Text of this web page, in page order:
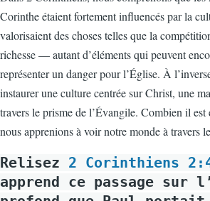
Corinthe étaient fortement influencés par la
valorisaient des choses telles que la
richesse — autant d’éléments qui peuvent
représenter un danger pour l’Église. À
instaurer une culture centrée sur Christ, une
travers le prisme de l’Évangile. Combien il est
nous apprenions à voir notre monde à travers
Relisez 2 Corinthiens
apprend ce passage sur